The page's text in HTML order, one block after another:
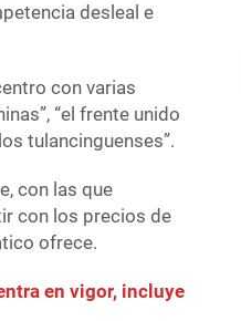
desleal e
con varias
“el frente unido
tulancinguenses”.
con las que
con los precios de
ofrece.
en vigor, incluye